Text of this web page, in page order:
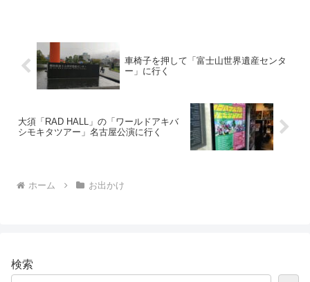
車椅子を押して「富士山世界遺産センタ
ー」に行く
大須「RAD HALL」の「ワールドアキバ
シモキタツアー」名古屋公演に行く
ホーム お出かけ
検索